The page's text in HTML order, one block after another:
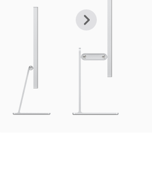
上
张
下
张